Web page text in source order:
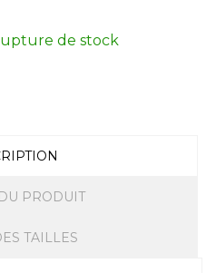
de stock
PRODUIT
TAILLES